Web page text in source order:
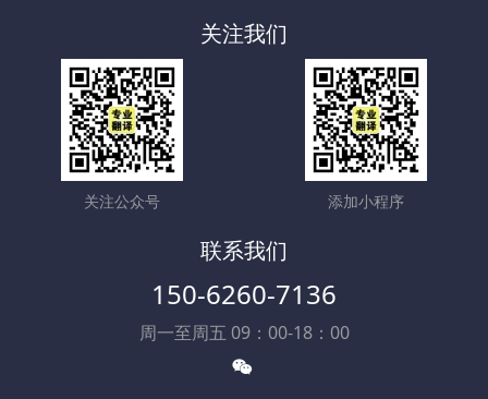
关注我们
关注公众号 添加小程序
联系我们
150-6260-7136
周一至周五 09：00-18：00